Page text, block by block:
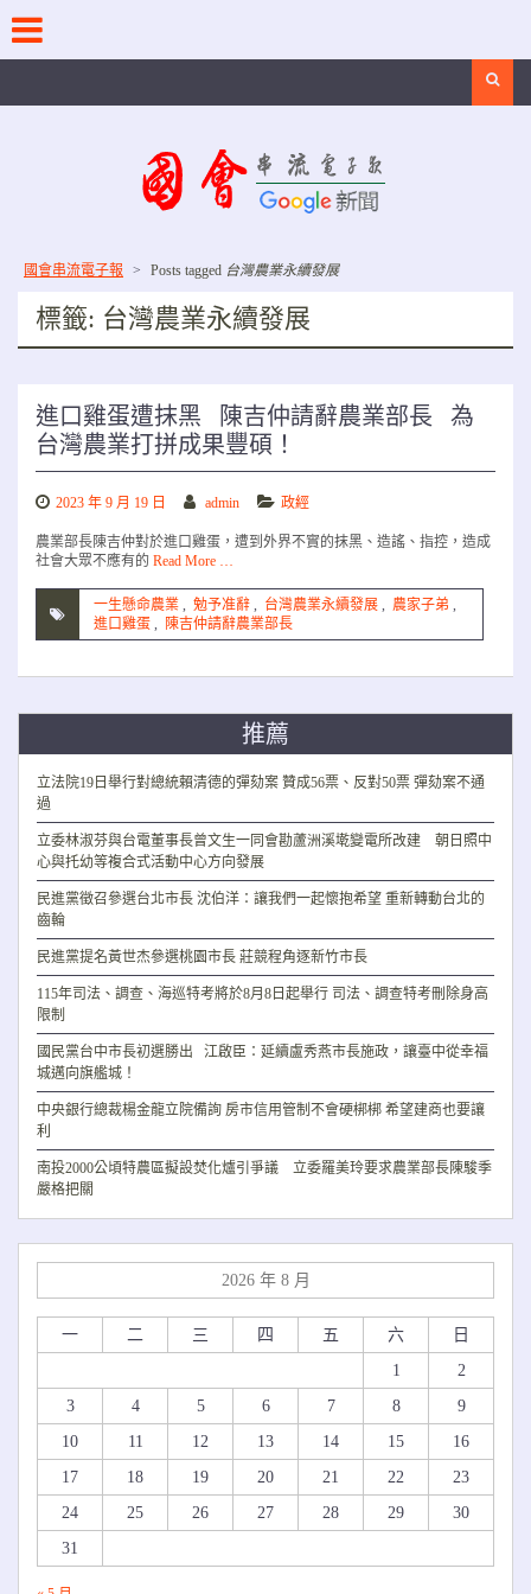
content
國會串流電子報 > Posts tagged 台灣農業永續發展
標籤: 台灣農業永續發展
進口雞蛋遭抹黑 陳吉仲請辭農業部長 為
台灣農業打拼成果豐碩！
2023 年 9 月 19 日 admin 政經
農業部長陳吉仲對於進口雞蛋，遭到外界不實的抹黑、造謠、指控，造成
社會大眾不應有的 Read More …
一生懸命農業 , 勉予准辭 , 台灣農業永續發展 , 農家子弟 ,
進口雞蛋 , 陳吉仲請辭農業部長
推薦
立法院19日舉行對總統賴清德的彈劾案 贊成56票、反對50票 彈劾案不通
過
立委林淑芬與台電董事長曾文生一同會勘蘆洲溪墘變電所改建 朝日照中
心與托幼等複合式活動中心方向發展
民進黨徵召參選台北市長 沈伯洋：讓我們一起懷抱希望 重新轉動台北的
齒輪
民進黨提名黃世杰參選桃園市長 莊競程角逐新竹市長
115年司法、調查、海巡特考將於8月8日起舉行 司法、調查特考刪除身高
限制
國民黨台中市長初選勝出 江啟臣：延續盧秀燕市長施政，讓臺中從幸福
城邁向旗艦城！
中央銀行總裁楊金龍立院備詢 房市信用管制不會硬梆梆 希望建商也要讓
利
南投2000公頃特農區擬設焚化爐引爭議 立委羅美玲要求農業部長陳駿季
嚴格把關
2026 年 8 月
一 二 三 四 五 六
日
1
2
3
4 5 6 7 8
9
10
11 12 13 14 15
16
17
18 19 20 21 22
23
24
25 26 27 28 29
30
31